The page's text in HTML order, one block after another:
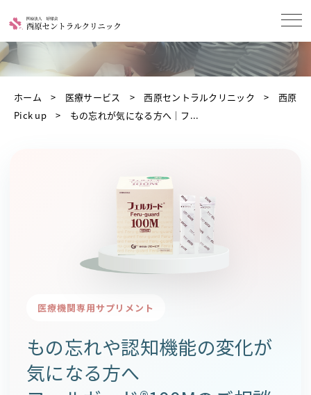
ホーム 医療サービス 西原セントラルクリニック
西原
Pick up
もの忘れが気になる方へ｜フ...
医療機関専用サプリメント
もの忘れや認知機能の変化が
気になる方へ